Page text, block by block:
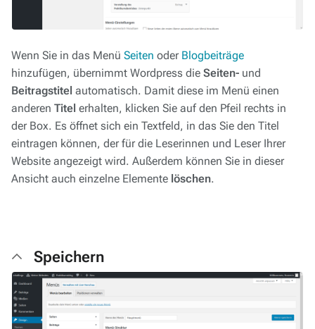
Wenn Sie in das Menü Seiten oder Blogbeiträge
hinzufügen, übernimmt Wordpress die Seiten- und
Beitragstitel automatisch. Damit diese im Menü einen
anderen Titel erhalten, klicken Sie auf den Pfeil rechts in
der Box. Es öffnet sich ein Textfeld, in das Sie den Titel
eintragen können, der für die Leserinnen und Leser Ihrer
Website angezeigt wird. Außerdem können Sie in dieser
Ansicht auch einzelne Elemente löschen.
Speichern